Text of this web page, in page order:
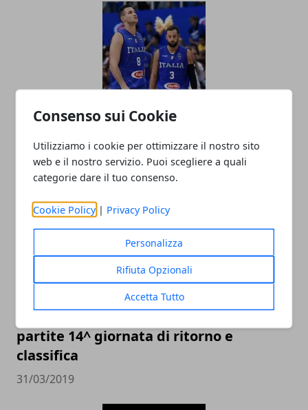
Consenso sui Cookie
Utilizziamo i cookie per ottimizzare il nostro sito
web e il nostro servizio. Puoi scegliere a quali
categorie dare il tuo consenso.
Cookie Policy | Privacy Policy
Personalizza
Rifiuta Opzionali
Accetta Tutto
Mondiale di Basket: dove può arrivare
l'Italia di Meo Sacchetti?
27/06/2019
Calcio Serie D 2019, Girone G: risultati
partite 14^ giornata di ritorno e
classifica
31/03/2019